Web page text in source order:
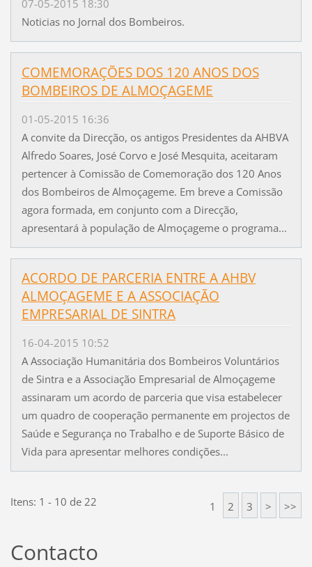
07-05-2015 18:30
Noticias no Jornal dos Bombeiros.
COMEMORAÇÕES DOS 120 ANOS DOS
BOMBEIROS DE ALMOÇAGEME
01-05-2015 16:36
A convite da Direcção, os antigos Presidentes da AHBVA
Alfredo Soares, José Corvo e José Mesquita, aceitaram
pertencer à Comissão de Comemoração dos 120 Anos
dos Bombeiros de Almoçageme. Em breve a Comissão
agora formada, em conjunto com a Direcção,
apresentará à população de Almoçageme o programa...
ACORDO DE PARCERIA ENTRE A AHBV
ALMOÇAGEME E A ASSOCIAÇÃO
EMPRESARIAL DE SINTRA
16-04-2015 10:52
A Associação Humanitária dos Bombeiros Voluntários
de Sintra e a Associação Empresarial de Almoçageme
assinaram um acordo de parceria que visa estabelecer
um quadro de cooperação permanente em projectos de
Saúde e Segurança no Trabalho e de Suporte Básico de
Vida para apresentar melhores condições...
Itens: 1 - 10 de 22 1 2 3 > >>
Contacto